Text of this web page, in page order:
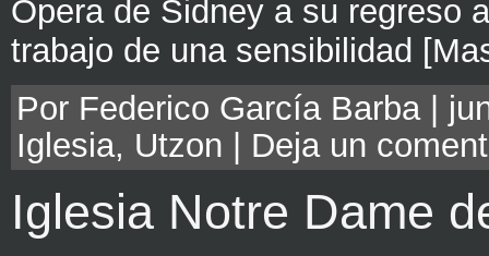
Opera de Sidney a su regreso
trabajo de una sensibilidad
Por Federico García Barba |
Iglesia, Utzon Deja un
Iglesia Notre Dame